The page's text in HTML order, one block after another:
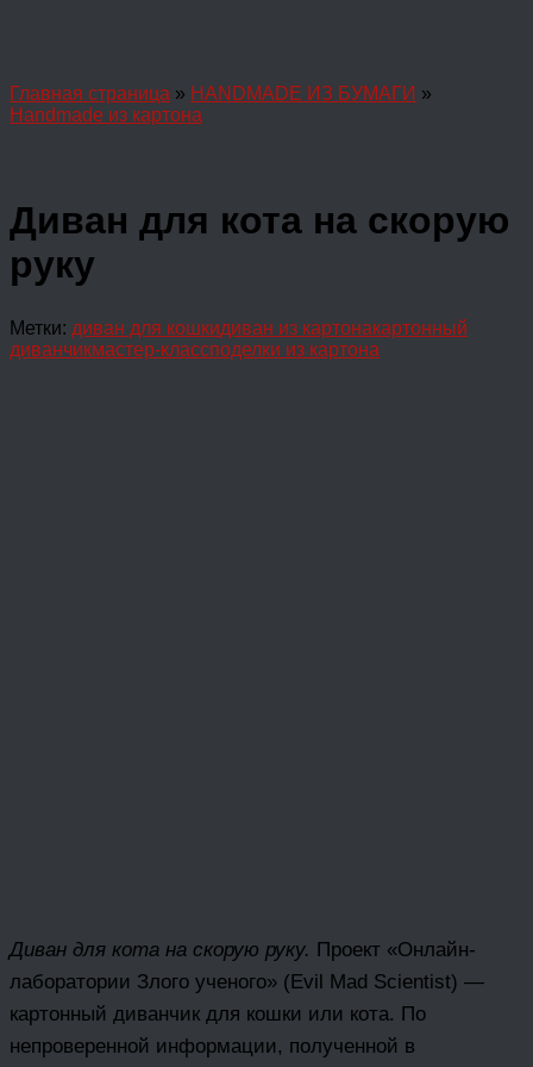
Главная страница » HANDMADE ИЗ БУМАГИ »
Handmade из картона
Диван для кота на скорую
руку
Метки: диван для кошкидиван из картонакартонный
диванчикмастер-классподелки из картона
Диван для кота на скорую руку. Проект «Онлайн-
лаборатории Злого ученого» (Evil Mad Scientist) —
картонный диванчик для кошки или кота. По
непроверенной информации, полученной в